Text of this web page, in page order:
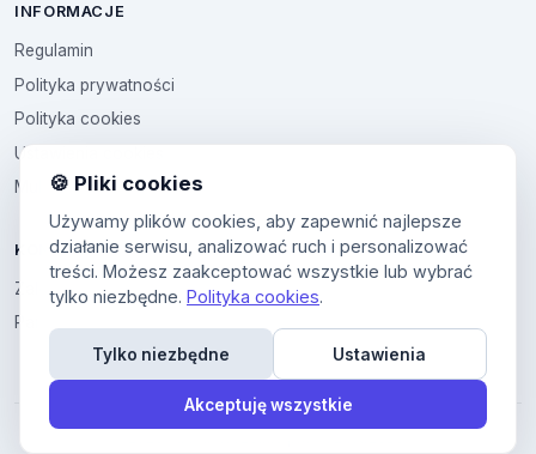
INFORMACJE
Regulamin
Polityka prywatności
Polityka cookies
Ustawienia cookies
Multikod
KONTO
Zaloguj sie
Panel uzytkownika
🍪 Pliki cookies
Używamy plików cookies, aby zapewnić najlepsze
działanie serwisu, analizować ruch i personalizować
treści. Możesz zaakceptować wszystkie lub wybrać
tylko niezbędne. Polityka cookies.
Tylko niezbędne Ustawienia
Akceptuję wszystkie